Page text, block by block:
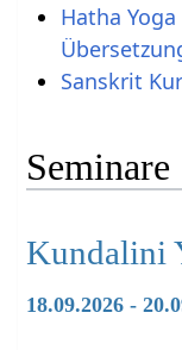
Hatha
Sanskrit
Seminare
Kundalini
18.09.2026 -